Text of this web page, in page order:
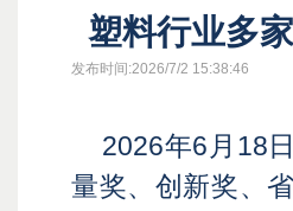
塑料行业多
发布时间:2026/7/2 15:38:46
2026年6月18
量奖、创新奖、